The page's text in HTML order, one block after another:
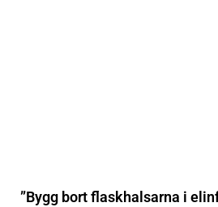
”Bygg bort flaskhalsarna i